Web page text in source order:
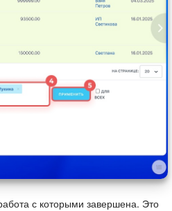
с которыми завершена. Это